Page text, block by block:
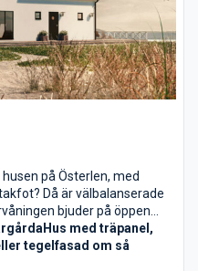
på Österlen, med
Då är välbalanserade
bjuder på öppen
vardagsrum. Hallen är ljus
sitt charmiga snedtak
Sovrum, allrum, ateljé …
med träpanel,
tegelfasad om så